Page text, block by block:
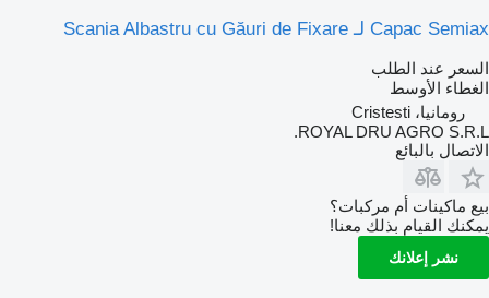
Capac Semiax لـ Scania Albastru cu Găuri de Fixare
السعر عند الطلب
الغطاء الأوسط
رومانيا، Cristesti
ROYAL DRU AGRO S.R.L.
الاتصال بالبائع
بيع ماكينات أم مركبات؟
يمكنك القيام بذلك معنا!
نشر إعلانك